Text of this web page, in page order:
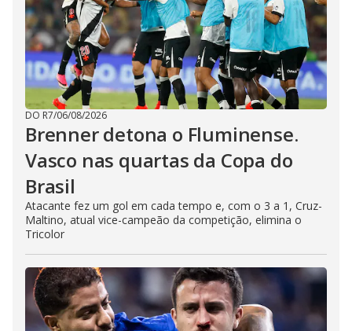
DO R7/06/08/2026
Brenner detona o Fluminense.
Vasco nas quartas da Copa do
Brasil
Atacante fez um gol em cada tempo e, com o 3 a 1, Cruz-
Maltino, atual vice-campeão da competição, elimina o
Tricolor